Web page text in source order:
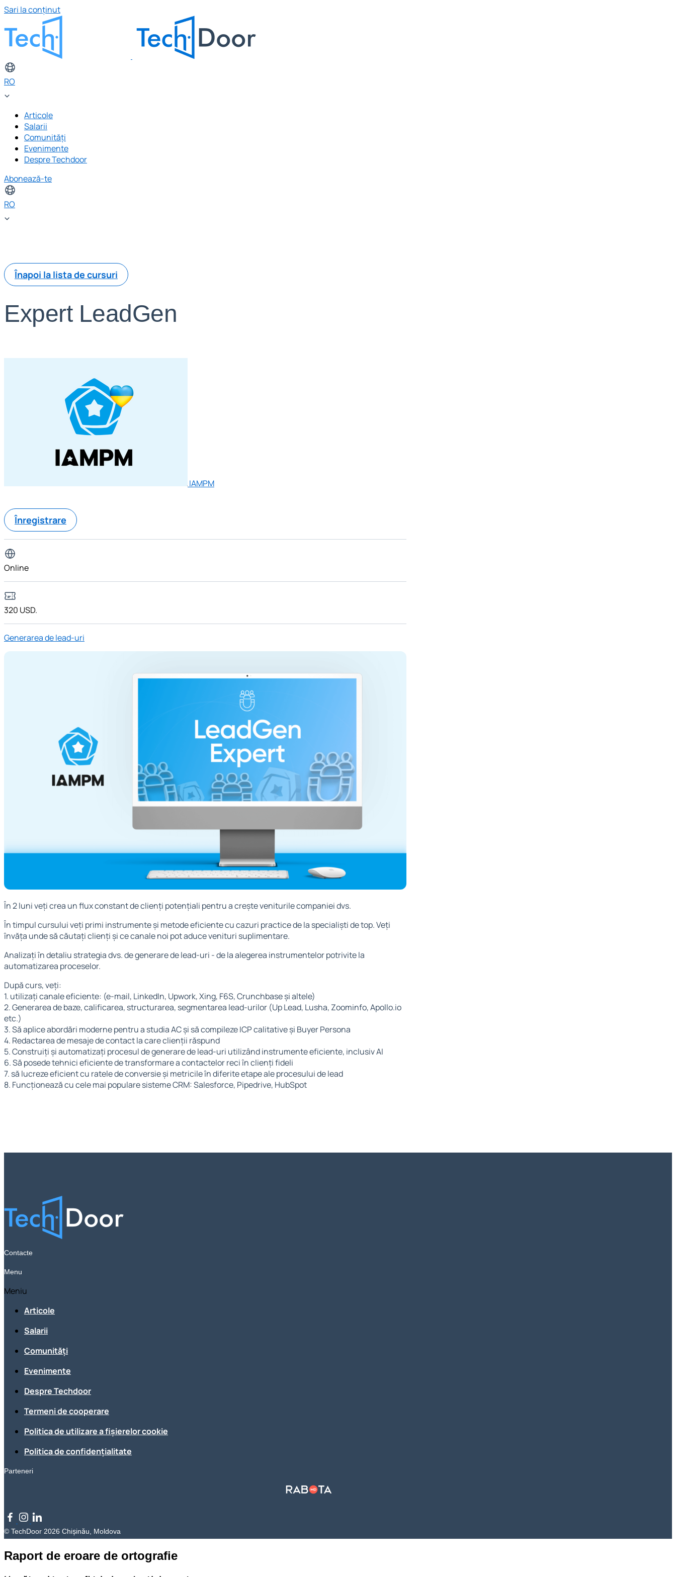
Sari la conținut
RO
Articole
Salarii
Comunități
Evenimente
Despre Techdoor
Abonează-te
RO
Înapoi la lista de cursuri
Expert LeadGen
IAMPM
Înregistrare
Online
320 USD.
Generarea de lead-uri
În 2 luni veți crea un flux constant de clienți potențiali pentru a crește veniturile companiei dvs.
În timpul cursului veți primi instrumente și metode eficiente cu cazuri practice de la specialiști de top. Veți
învăța unde să căutați clienți și ce canale noi pot aduce venituri suplimentare.
Analizați în detaliu strategia dvs. de generare de lead-uri - de la alegerea instrumentelor potrivite la
automatizarea proceselor.
După curs, veți:
1. utilizați canale eficiente: (e-mail, LinkedIn, Upwork, Xing, F6S, Crunchbase și altele)
2. Generarea de baze, calificarea, structurarea, segmentarea lead-urilor (Up Lead, Lusha, Zoominfo, Apollo.io
etc.)
3. Să aplice abordări moderne pentru a studia AC și să compileze ICP calitative și Buyer Persona
4. Redactarea de mesaje de contact la care clienții răspund
5. Construiți și automatizați procesul de generare de lead-uri utilizând instrumente eficiente, inclusiv AI
6. Să posede tehnici eficiente de transformare a contactelor reci în clienți fideli
7. să lucreze eficient cu ratele de conversie și metricile în diferite etape ale procesului de lead
8. Funcționează cu cele mai populare sisteme CRM: Salesforce, Pipedrive, HubSpot
Contacte
Menu
Meniu
Articole
Salarii
Comunități
Evenimente
Despre Techdoor
Termeni de cooperare
Politica de utilizare a fișierelor cookie
Politica de confidențialitate
Parteneri
© TechDoor 2026 Chișinău, Moldova
Raport de eroare de ortografie